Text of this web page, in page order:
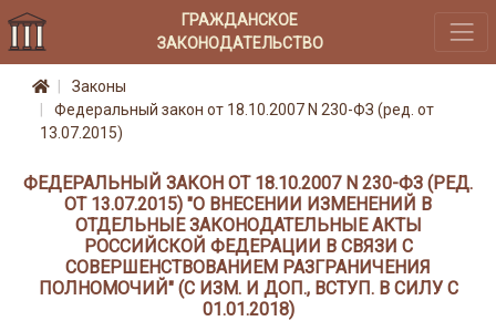
ГРАЖДАНСКОЕ
ЗАКОНОДАТЕЛЬСТВО
Законы
Федеральный закон от 18.10.2007 N 230-ФЗ (ред. от
13.07.2015)
ФЕДЕРАЛЬНЫЙ ЗАКОН ОТ 18.10.2007 N 230-ФЗ (РЕД.
ОТ 13.07.2015) "О ВНЕСЕНИИ ИЗМЕНЕНИЙ В
ОТДЕЛЬНЫЕ ЗАКОНОДАТЕЛЬНЫЕ АКТЫ
РОССИЙСКОЙ ФЕДЕРАЦИИ В СВЯЗИ С
СОВЕРШЕНСТВОВАНИЕМ РАЗГРАНИЧЕНИЯ
ПОЛНОМОЧИЙ" (С ИЗМ. И ДОП., ВСТУП. В СИЛУ С
01.01.2018)